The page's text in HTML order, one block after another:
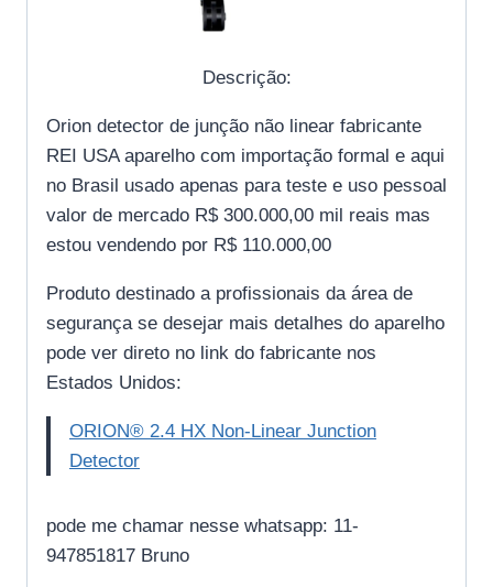
Descrição:
Orion detector de junção não linear fabricante
REI USA aparelho com importação formal e aqui
no Brasil usado apenas para teste e uso pessoal
valor de mercado R$ 300.000,00 mil reais mas
estou vendendo por R$ 110.000,00
Produto destinado a profissionais da área de
segurança se desejar mais detalhes do aparelho
pode ver direto no link do fabricante nos
Estados Unidos:
ORION® 2.4 HX Non-Linear Junction
Detector
pode me chamar nesse whatsapp: 11-
947851817 Bruno